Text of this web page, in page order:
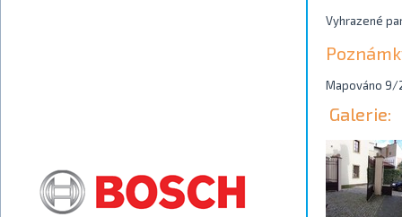
Vyhrazené
Mapováno 9/
Galerie: